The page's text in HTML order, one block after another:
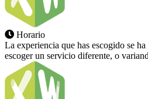
Horario
La experiencia que has escogido se
escoger un servicio diferente, o